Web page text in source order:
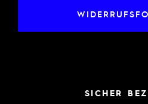
SICHER